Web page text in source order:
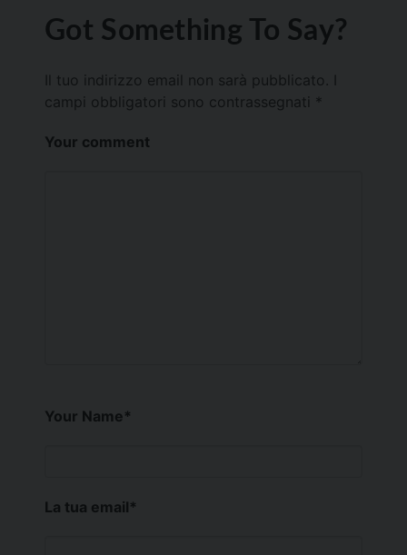
Got Something To Say?
Il tuo indirizzo email non sarà pubblicato.
campi obbligatori sono contrassegnati *
Your comment
Your Name*
La tua email*